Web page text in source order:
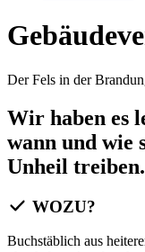
Der Fels in der
Wir haben es
wann und wie
Unheil treiben.
WOZU?
Buchstäblich aus